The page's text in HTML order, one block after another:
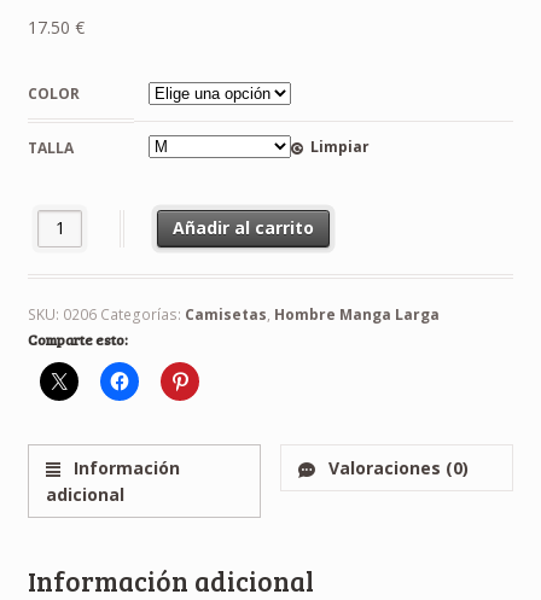
17.50 €
COLOR
TALLA Limpiar
Camiseta Space Invaders Manga Larga cantidad
Añadir al carrito
SKU: 0206 Categorías: Camisetas, Hombre Manga Larga
Comparte esto:
Información
adicional
Valoraciones (0)
Información adicional